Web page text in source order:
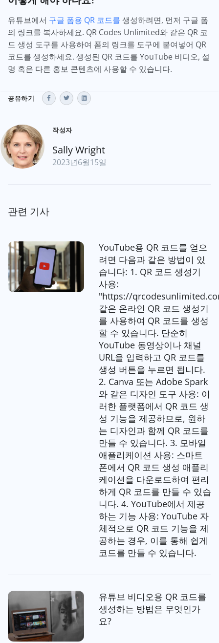
유튜브에서 구글 폼용 QR 코드를 생성하려면, 먼저 구글 폼
의 링크를 복사하세요. QR Codes Unlimited와 같은 QR 코
드 생성 도구를 사용하여 폼의 링크를 도구에 붙여넣어 QR
코드를 생성하세요. 생성된 QR 코드를 YouTube 비디오, 설
명 혹은 다른 홍보 콘텐츠에 사용할 수 있습니다.
공유하기
작성자
Sally Wright
2023년6월15일
관련 기사
YouTube용 QR 코드를 얻으
려면 다음과 같은 방법이 있
습니다: 1. QR 코드 생성기
사용:
"https://
같은 온라인 QR 코드 생성기
를 사용하여 QR 코드를 생성
할 수 있습니다. 단순히
YouTube 동영상이나 채널
URL을 입력하고 QR 코드를
생성 버튼을 누르면 됩니다.
2. Canva 또는 Adobe Spark
와 같은 디자인 도구 사용: 이
러한 플랫폼에서 QR 코드 생
성 기능을 제공하므로, 원하
는 디자인과 함께 QR 코드를
만들 수 있습니다. 3. 모바일
애플리케이션 사용: 스마트
폰에서 QR 코드 생성 애플리
케이션을 다운로드하여 편리
하게 QR 코드를 만들 수 있습
니다. 4. YouTube에서 제공
하는 기능 사용: YouTube 자
체적으로 QR 코드 기능을 제
공하는 경우, 이를 통해 쉽게
코드를 만들 수 있습니다.
유튜브 비디오용 QR 코드를
생성하는 방법은 무엇인가
요?